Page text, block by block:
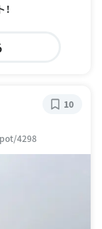
4298
10